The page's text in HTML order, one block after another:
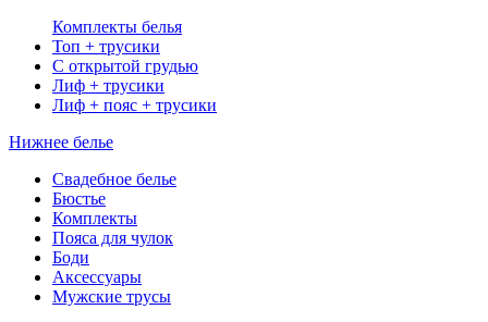
Комплекты белья
Топ + трусики
С открытой грудью
Лиф + трусики
Лиф + пояс + трусики
Нижнее белье
Свадебное белье
Бюстье
Комплекты
Пояса для чулок
Боди
Аксессуары
Мужские трусы